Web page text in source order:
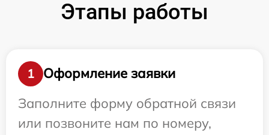
Этапы работы
1
Оформление заявки
Заполните форму обратной связи
или позвоните нам по номеру,